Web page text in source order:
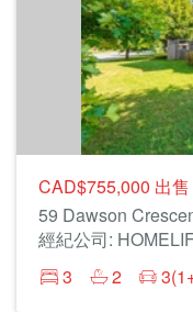
CAD$755,000 出售
59 Dawson
經紀公司:
3
2